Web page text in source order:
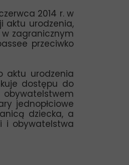
2014 r. w
aktu urodzenia,
zagranicznym
przeciwko
aktu urodzenia
dostępu do
jednopłciowe
dziecka, a
i obywatelstwa